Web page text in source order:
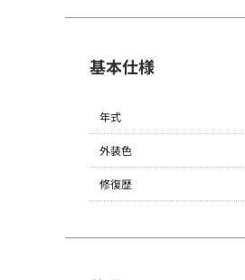
TOM'Sについて
基本仕様
年式
外装色
修復歴